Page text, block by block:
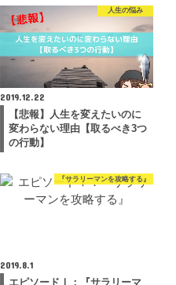
人生の悩み
2019.12.22
【悲報】人生を変えたいのに
変わらない理由【取るべき3つ
の行動】
『サラリーマンを攻略する』
2019.8.1
エピソードⅠ：『サラリーマ